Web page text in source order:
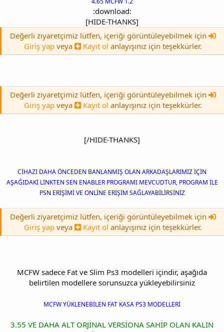
:download:
[HIDE-THANKS]
Değerli ziyaretçimiz lütfen, içeriği görüntüleyebilmek için
Giriş yap veya Kayıt ol anlayışınız için teşekkürler.
Değerli ziyaretçimiz lütfen, içeriği görüntüleyebilmek için
Giriş yap veya Kayıt ol anlayışınız için teşekkürler.
[/HIDE-THANKS]
CİHAZI DAHA ÖNCEDEN BANLANMIŞ OLAN ARKADAŞLARIMIZ İÇİN
AŞAĞIDAKİ LİNKTEN SEN ENABLER PROGRAMI MEVCUDTUR, PROGRAM İLE
PSN ERİŞİMİ VE ONLİNE ERİŞİM SAĞLAYABİLİRSİNİZ
Değerli ziyaretçimiz lütfen, içeriği görüntüleyebilmek için
Giriş yap veya Kayıt ol anlayışınız için teşekkürler.
MCFW sadece Fat ve Slim Ps3 modelleri içindir, aşağıda
belirtilen modellere sorunsuzca yükleyebilirsiniz
MCFW YÜKLENEBİLEN FAT KASA PS3 MODELLERİ
3.55 VE DAHA ALT ORJİNAL VERSİONA SAHİP OLAN KALIN